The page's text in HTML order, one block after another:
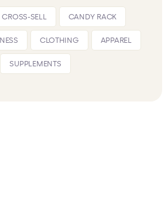
CROSS-SELL CANDY RACK
CLOTHING APPAREL
SUPPLEMENTS